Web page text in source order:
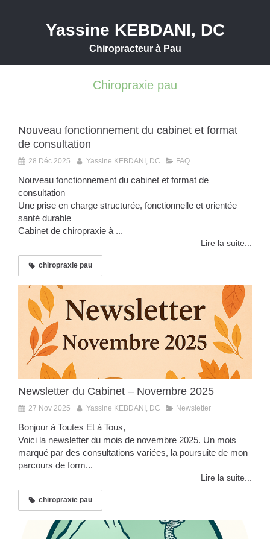
Yassine KEBDANI, DC
Chiropracteur à Pau
Chiropraxie pau
Nouveau fonctionnement du cabinet et format
de consultation
28 Déc 2025 Yassine KEBDANI, DC FAQ
Nouveau fonctionnement du cabinet et format de
consultation
Une prise en charge structurée, fonctionnelle et orientée
santé durable
Cabinet de chiropraxie à ...
Lire la suite...
chiropraxie pau
Newsletter du Cabinet – Novembre 2025
27 Nov 2025 Yassine KEBDANI, DC Newsletter
Bonjour à Toutes Et à Tous,
Voici la newsletter du mois de novembre 2025. Un mois
marqué par des consultations variées, la poursuite de mon
parcours de form...
Lire la suite...
chiropraxie pau